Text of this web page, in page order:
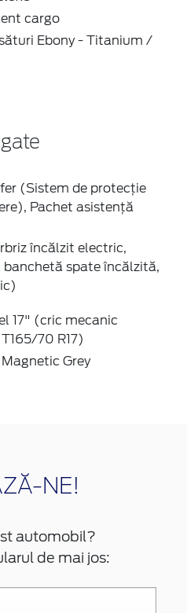
cargo
Ebony - Titanium /
(Sistem de protecție
Pachet asistență
încălzit electric,
spate încălzită,
17" (cric mecanic
70 R17)
Grey
NE!
automobil?
de mai jos: